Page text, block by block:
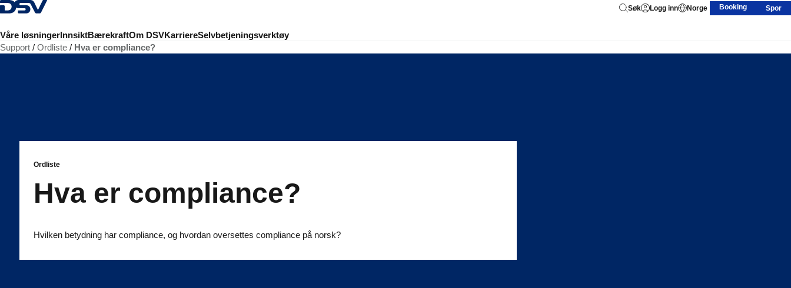
Tilbake til hjemmesiden
Våre løsningerInnsiktBærekraftOm DSVKarriereSelvbetjeningsverktøy
Søk Logg inn Norge Booking Spor
Support Ordliste Hva er compliance?
Ordliste
Hva er compliance?
Hvilken betydning har compliance, og hvordan oversettes compliance på norsk?